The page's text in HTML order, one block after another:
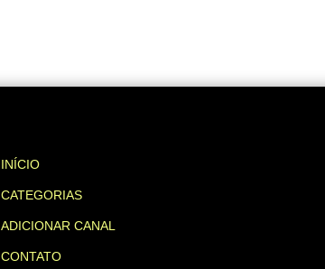
INÍCIO
CATEGORIAS
ADICIONAR CANAL
CONTATO